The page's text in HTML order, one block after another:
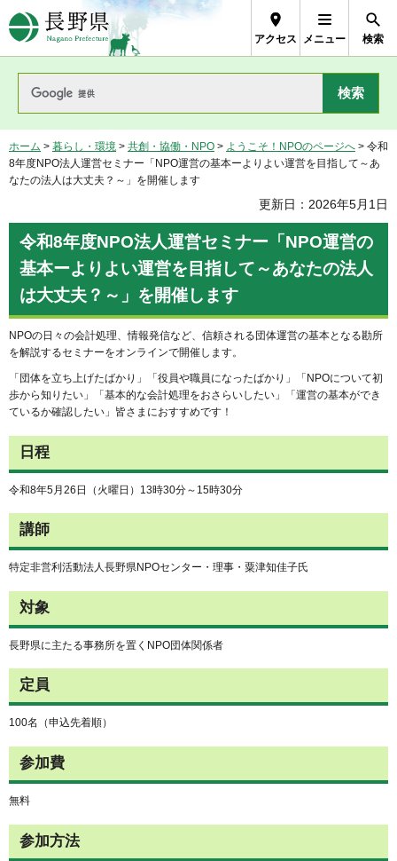
長野県Nagano Prefecture
アクセス メニュー 検索
ホーム > 暮らし・環境 > 共創・協働・NPO > ようこそ！NPOのページへ > 令和
8年度NPO法人運営セミナー「NPO運営の基本ーよりよい運営を目指して～あ
なたの法人は大丈夫？～」を開催します
更新日：2026年5月1日
令和8年度NPO法人運営セミナー「NPO運営の
基本ーよりよい運営を目指して～あなたの法人
は大丈夫？～」を開催します
NPOの日々の会計処理、情報発信など、信頼される団体運営の基本となる勘所
を解説するセミナーをオンラインで開催します。
「団体を立ち上げたばかり」「役員や職員になったばかり」「NPOについて初
歩から知りたい」「基本的な会計処理をおさらいしたい」「運営の基本ができ
ているか確認したい」皆さまにおすすめです！
日程
令和8年5月26日（火曜日）13時30分～15時30分
講師
特定非営利活動法人長野県NPOセンター・理事・粟津知佳子氏
対象
長野県に主たる事務所を置くNPO団体関係者
定員
100名（申込先着順）
参加費
無料
参加方法